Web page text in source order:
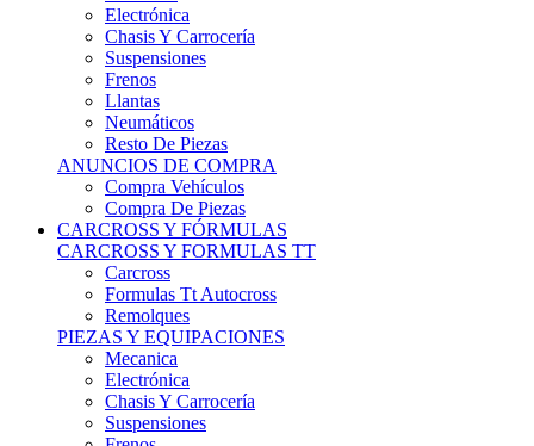
Electrónica
Chasis Y Carrocería
Suspensiones
Frenos
Llantas
Neumáticos
Resto De Piezas
ANUNCIOS DE COMPRA
Compra Vehículos
Compra De Piezas
CARCROSS Y FÓRMULAS
CARCROSS Y FORMULAS TT
Carcross
Formulas Tt Autocross
Remolques
PIEZAS Y EQUIPACIONES
Mecanica
Electrónica
Chasis Y Carrocería
Suspensiones